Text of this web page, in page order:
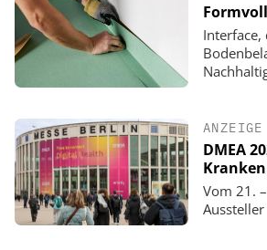
ANZEIGE
DMEA
Vom 21.